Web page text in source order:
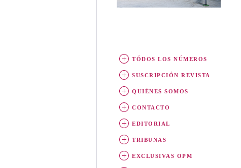
TÓDOS LOS NÚMEROS
SUSCRIPCIÓN REVISTA
QUIÉNES SOMOS
CONTACTO
EDITORIAL
TRIBUNAS
EXCLUSIVAS OPM